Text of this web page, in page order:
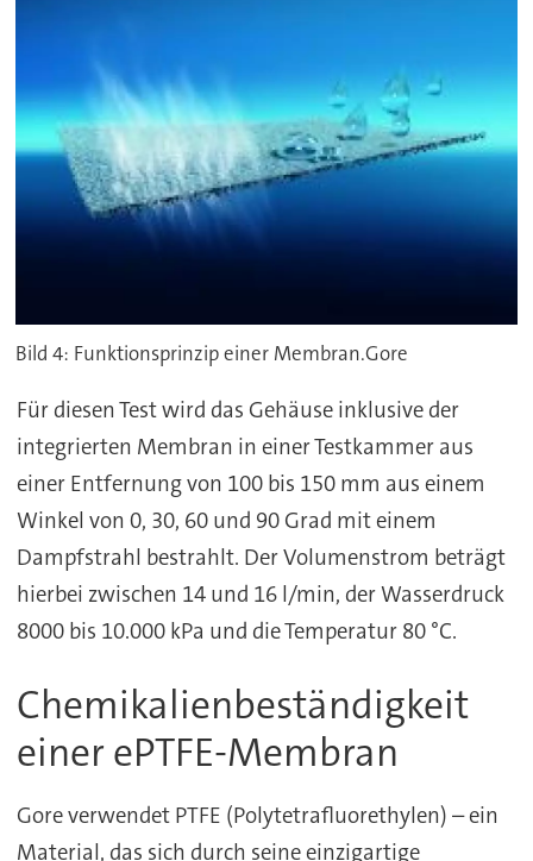
Bild 4: Funktionsprinzip einer Membran.Gore
Für diesen Test wird das Gehäuse inklusive der
integrierten Membran in einer Testkammer aus
einer Entfernung von 100 bis 150 mm aus einem
Winkel von 0, 30, 60 und 90 Grad mit einem
Dampfstrahl bestrahlt. Der Volumenstrom beträgt
hierbei zwischen 14 und 16 l/min, der Wasserdruck
8000 bis 10.000 kPa und die Temperatur 80 °C.
Chemikalienbeständigkeit
einer ePTFE-Membran
Gore verwendet PTFE (Polytetrafluorethylen) – ein
Material, das sich durch seine einzigartige